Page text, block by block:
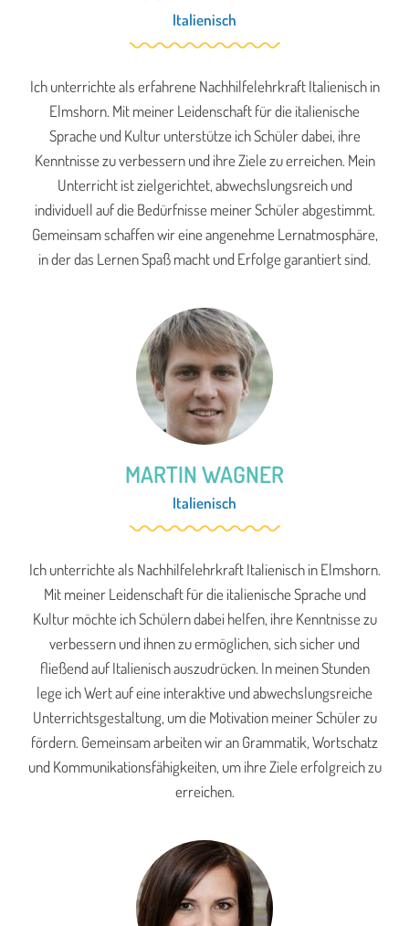
Italienisch
Ich unterrichte als erfahrene Nachhilfelehrkraft Italienisch in
Elmshorn. Mit meiner Leidenschaft für die italienische
Sprache und Kultur unterstütze ich Schüler dabei, ihre
Kenntnisse zu verbessern und ihre Ziele zu erreichen. Mein
Unterricht ist zielgerichtet, abwechslungsreich und
individuell auf die Bedürfnisse meiner Schüler abgestimmt.
Gemeinsam schaffen wir eine angenehme Lernatmosphäre,
in der das Lernen Spaß macht und Erfolge garantiert sind.
MARTIN WAGNER
Italienisch
Ich unterrichte als Nachhilfelehrkraft Italienisch in Elmshorn.
Mit meiner Leidenschaft für die italienische Sprache und
Kultur möchte ich Schülern dabei helfen, ihre Kenntnisse zu
verbessern und ihnen zu ermöglichen, sich sicher und
fließend auf Italienisch auszudrücken. In meinen Stunden
lege ich Wert auf eine interaktive und abwechslungsreiche
Unterrichtsgestaltung, um die Motivation meiner Schüler zu
fördern. Gemeinsam arbeiten wir an Grammatik, Wortschatz
und Kommunikationsfähigkeiten, um ihre Ziele erfolgreich zu
erreichen.